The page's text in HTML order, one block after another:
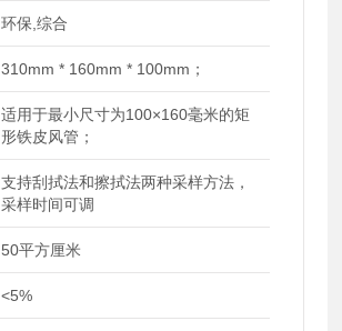
环保,综合
310mm * 160mm * 100mm；
适用于最小尺寸为100×160毫米的矩
形铁皮风管；
支持刮拭法和擦拭法两种采样方法，
采样时间可调
50平方厘米
<5%